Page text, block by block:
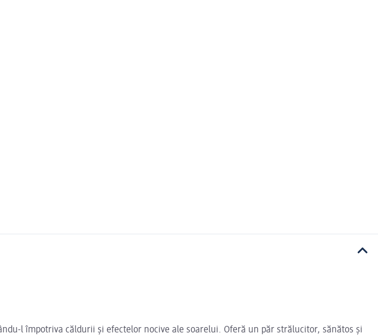
l împotriva căldurii și efectelor nocive ale soarelui. Oferă un păr strălucitor, sănătos și